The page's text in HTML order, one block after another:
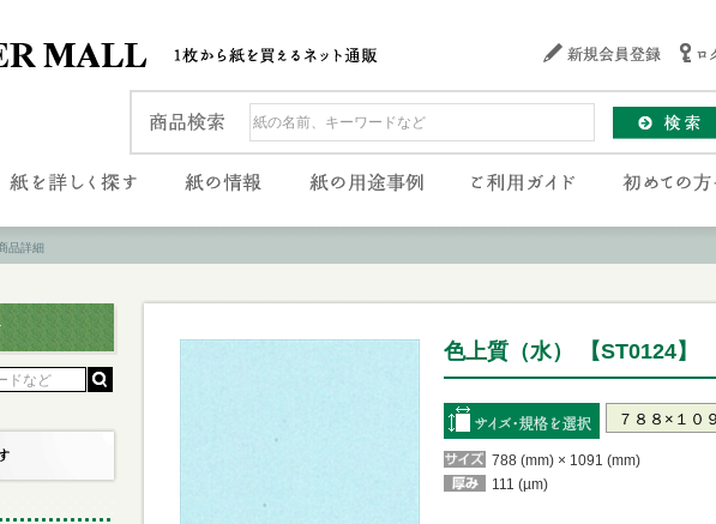
品詳細
色上質（水） 【ST0124】
788 (mm) × 1091 (mm)
111 (µm)